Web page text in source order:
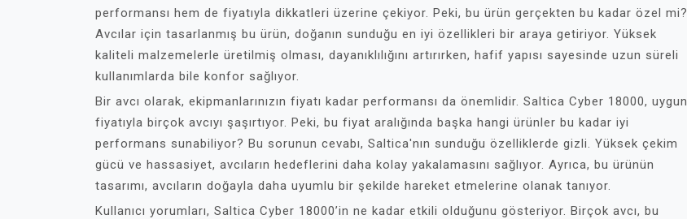
performansı hem de fiyatıyla dikkatleri üzerine çekiyor. Peki, bu ürün gerçekten bu kadar özel mi?
Avcılar için tasarlanmış bu ürün, doğanın sunduğu en iyi özellikleri bir araya getiriyor. Yüksek
kaliteli malzemelerle üretilmiş olması, dayanıklılığını artırırken, hafif yapısı sayesinde uzun süreli
kullanımlarda bile konfor sağlıyor.
Bir avcı olarak, ekipmanlarınızın fiyatı kadar performansı da önemlidir. Saltica Cyber 18000, uygun
fiyatıyla birçok avcıyı şaşırtıyor. Peki, bu fiyat aralığında başka hangi ürünler bu kadar iyi
performans sunabiliyor? Bu sorunun cevabı, Saltica'nın sunduğu özelliklerde gizli. Yüksek çekim
gücü ve hassasiyet, avcıların hedeflerini daha kolay yakalamasını sağlıyor. Ayrıca, bu ürünün
tasarımı, avcıların doğayla daha uyumlu bir şekilde hareket etmelerine olanak tanıyor.
Kullanıcı yorumları, Saltica Cyber 18000’in ne kadar etkili olduğunu gösteriyor. Birçok avcı, bu